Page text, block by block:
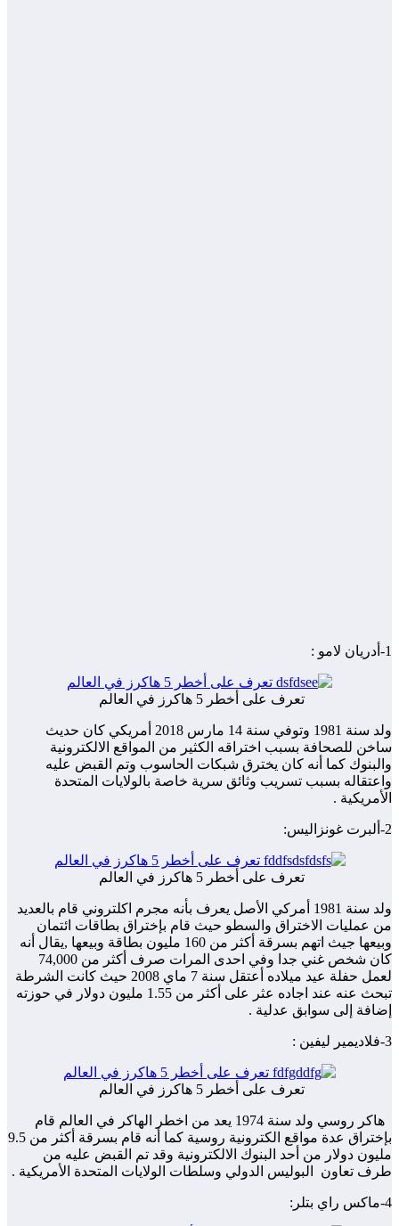
1-أدريان لامو :
تعرف على أخطر 5 هاكرز في العالم
ولد سنة 1981 وتوفي سنة 14 مارس 2018 أمريكي كان حديث
ساخن للصحافة بسبب اختراقه الكثير من المواقع الالكترونية
والبنوك كما أنه كان يخترق شبكات الحاسوب وتم القبض عليه
واعتقاله بسبب تسريب وثائق سرية خاصة بالولايات المتحدة
الأمريكية .
2-ألبرت غونزاليس:
تعرف على أخطر 5 هاكرز في العالم
ولد سنة 1981 أمركي الأصل يعرف بأنه مجرم اكلتروني قام بالعديد
من عمليات الاختراق والسطو حيث قام بإختراق بطاقات ائتمان
وبيعها جيث اتهم بسرقة أكثر من 160 مليون بطاقة وبيعها ,يقال أنه
كان شخص غني جدا وفي احدى المرات صرف أكثر من 74,000
لعمل حفلة عيد ميلاده أعتقل سنة 7 ماي 2008 حيث كانت الشرطة
تبحث عنه عند اجاده عثر على أكثر من 1.55 مليون دولار في حوزته
إضافة إلى سوابق عدلية .
3-فلاديمير ليفين :
تعرف على أخطر 5 هاكرز في العالم
هاكر روسي ولد سنة 1974 يعد من اخطر الهاكر في العالم قام
بإختراق عدة مواقع الكترونية روسية كما أنه قام بسرقة أكثر من 9.5
مليون دولار من أحد البنوك الالكترونية وقد تم القبض عليه من
طرف تعاون البوليس الدولي وسلطات الولايات المتحدة الأمريكية .
4-ماكس راي بتلر: